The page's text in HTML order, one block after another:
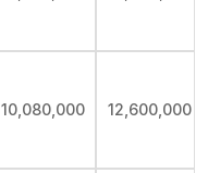
10,080,000 12,600,000